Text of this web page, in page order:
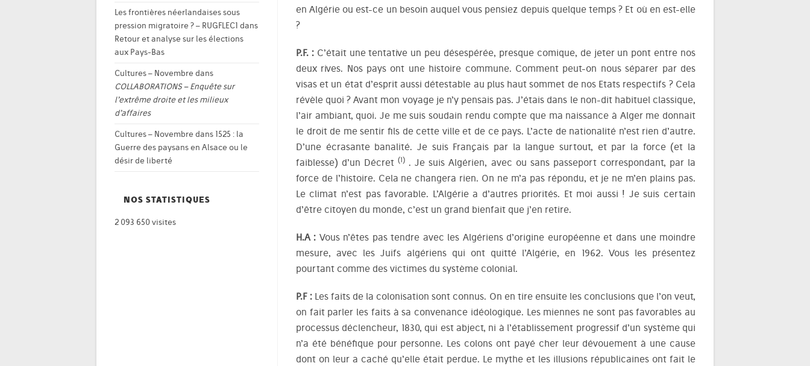
en Algérie ou est-ce un besoin auquel vous pensiez depuis quelque temps ? Et où en est-elle
?
P.F. :C’était une tentative un peu désespérée, presque comique, de jeter un pont entre nos
deux rives. Nos pays ont une histoire commune. Comment peut-on nous séparer par des
visas et un état d’esprit aussi détestable au plus haut sommet de nos Etats respectifs ? Cela
révèle quoi ? Avant mon voyage je n’y pensais pas. J’étais dans le non-dit habituel classique,
l’air ambiant, quoi. Je me suis soudain rendu compte que ma naissance à Alger me donnait
le droit de me sentir fils de cette ville et de ce pays. L’acte de nationalité n’est rien d’autre.
D’une écrasante banalité. Je suis Français par la langue surtout, et par la force (et la
faiblesse) d’un Décret(1) . Je suis Algérien, avec ou sans passeport correspondant, par la
force de l’histoire. Cela ne changera rien. On ne m’a pas répondu, et je ne m’en plains pas.
Le climat n’est pas favorable. L’Algérie a d’autres priorités. Et moi aussi ! Je suis certain
d’être citoyen du monde, c’est un grand bienfait que j’en retire.
H.A : Vous n’êtes pas tendre avec les Algériens d’origine européenne et dans une moindre
mesure, avec les Juifs algériens qui ont quitté l’Algérie, en 1962. Vous les présentez
pourtant comme des victimes du système colonial.
P.F : Les faits de la colonisation sont connus. On en tire ensuite les conclusions que l’on veut,
on fait parler les faits à sa convenance idéologique. Les miennes ne sont pas favorables au
processus déclencheur, 1830, qui est abject, ni à l’établissement progressif d’un système qui
n’a été bénéfique pour personne. Les colons ont payé cher leur dévouement à une cause
dont on leur a caché qu’elle était perdue. Le mythe et les illusions républicaines ont fait le
Les frontières néerlandaises sous
pression migratoire ? – RUGFLEC1 dans
Retour et analyse sur les élections
aux Pays-Bas
Cultures – Novembre dans
COLLABORATIONS – Enquête sur
l’extrême droite et les milieux
d’affaires
Cultures – Novembre dans 1525 : la
Guerre des paysans en Alsace ou le
désir de liberté
NOS STATISTIQUES
2 093 650 visites